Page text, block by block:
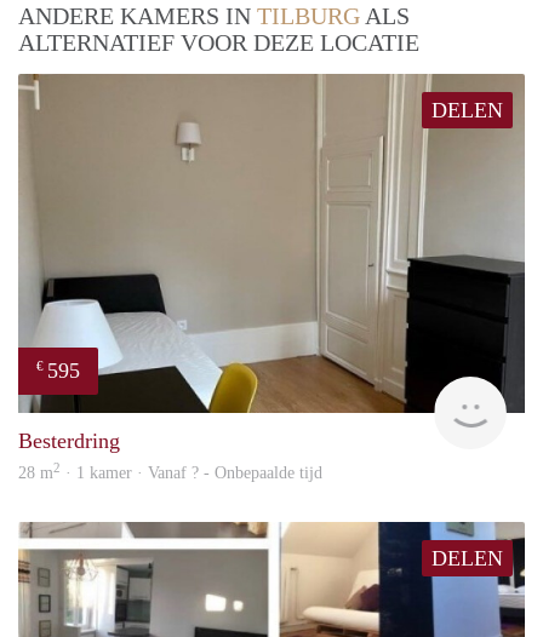
ANDERE KAMERS IN TILBURG ALS
ALTERNATIEF VOOR DEZE LOCATIE
DELEN
€ 595
Besterdring
28 m2 · 1 kamer · Vanaf ? - Onbepaalde tijd
DELEN